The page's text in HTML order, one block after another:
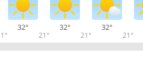
32°
21°
32°
21°
32°
21°